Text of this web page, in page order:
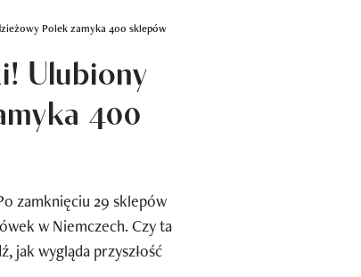
Polek zamyka 400 sklepów
Ulubiony
400
zamknięciu 29 sklepów
w Niemczech. Czy ta
jak wygląda przyszłość